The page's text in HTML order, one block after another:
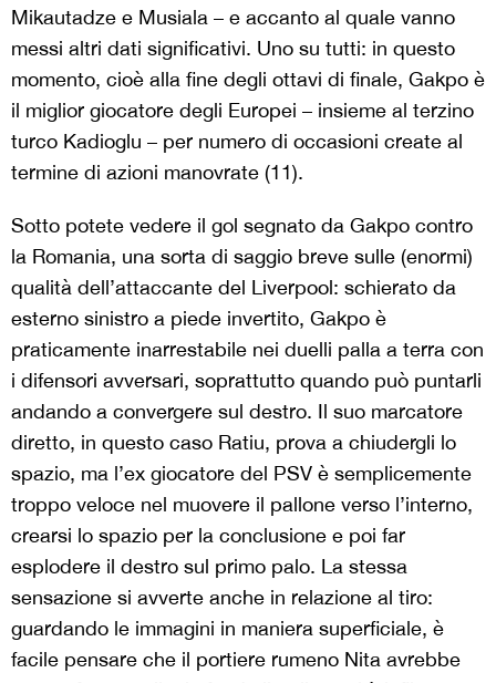
Mikautadze e Musiala – e accanto al quale vanno
messi altri dati significativi. Uno su tutti: in questo
momento, cioè alla fine degli ottavi di finale, Gakpo è
il miglior giocatore degli Europei – insieme al terzino
turco Kadioglu – per numero di occasioni create al
termine di azioni manovrate (11).
Sotto potete vedere il gol segnato da Gakpo contro
la Romania, una sorta di saggio breve sulle (enormi)
qualità dell’attaccante del Liverpool: schierato da
esterno sinistro a piede invertito, Gakpo è
praticamente inarrestabile nei duelli palla a terra con
i difensori avversari, soprattutto quando può puntarli
andando a convergere sul destro. Il suo marcatore
diretto, in questo caso Ratiu, prova a chiudergli lo
spazio, ma l’ex giocatore del PSV è semplicemente
troppo veloce nel muovere il pallone verso l’interno,
crearsi lo spazio per la conclusione e poi far
esplodere il destro sul primo palo. La stessa
sensazione si avverte anche in relazione al tiro:
guardando le immagini in maniera superficiale, è
facile pensare che il portiere rumeno Nita avrebbe